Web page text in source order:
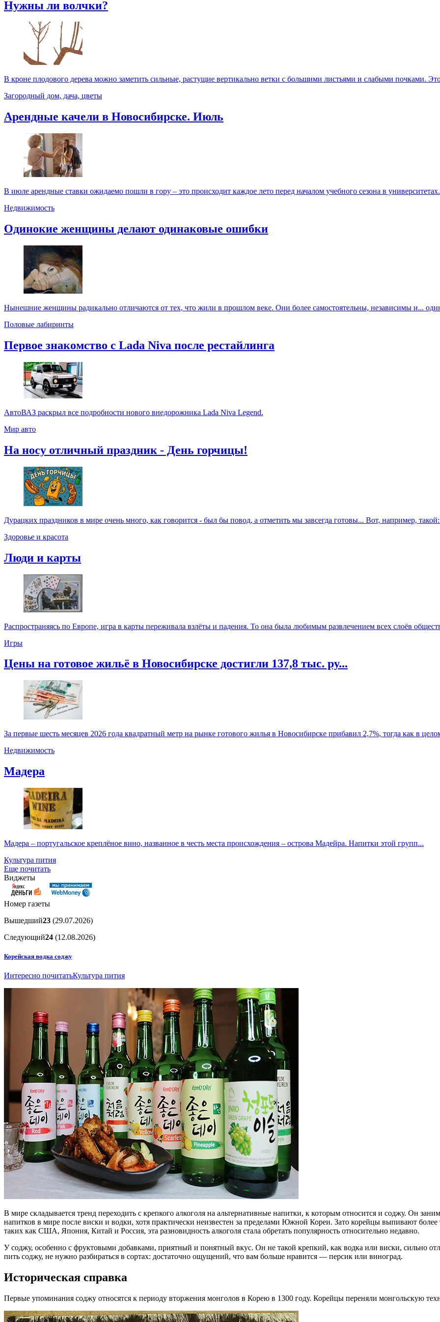
Нужны ли волчки?
В кроне плодового дерева можно заметить сильные, растущие вертикально ветки с большими листьями и слабыми почками.
Загородный дом, дача, цветы
Арендные качели в Новосибирске. Июль
В июле арендные ставки ожидаемо пошли в гору – это происходит каждое лето перед началом учебного сезона в
Недвижимость
Одинокие женщины делают одинаковые ошибки
Нынешние женщины радикально отличаются от тех, что жили в прошлом веке. Они более самостоятельны, независимы и...
Половые лабиринты
Первое знакомство с Lada Niva после рестайлинга
АвтоВАЗ раскрыл все подробности нового внедорожника Lada Niva Legend.
Мир авто
На носу отличный праздник - День горчицы!
Дурацких праздников в мире очень много, как говорится - был бы повод, а отметить мы завсегда готовы... Вот, например,
Здоровье и красота
Люди и карты
Распространяясь по Европе, игра в карты переживала взлёты и падения. То она была любимым развлечением всех слоёв
Игры
Цены на готовое жильё в Новосибирске достигли 137,8 тыс. ру...
За первые шесть месяцев 2026 года квадратный метр на рынке готового жилья в Новосибирске прибавил 2,7%, тогда как в
Недвижимость
Мадера
Мадера – португальское креплёное вино, названное в честь места происхождения – острова Мадейра. Напитки этой групп...
Культура пития
Еще почитать
Виджеты
Номер газеты
Вышедший23 (29.07.2026)
Следующий24 (12.08.2026)
Корейская водка соджу
Интересно почитатьКультура пития
В мире складывается тренд переходить с крепкого алкоголя на альтернативные напитки, к которым относится и соджу. Он
напитков в мире после виски и водки, хотя практически неизвестен за пределами Южной Кореи. Зато корейцы выпивают
таких как США, Япония, Китай и Россия, эта разновидность алкоголя стала обретать популярность относительно недавно.
У соджу, особенно с фруктовыми добавками, приятный и понятный вкус. Он не такой крепкий, как водка или виски, сильно
пить соджу, не нужно разбираться в сортах: достаточно ощущений, что вам больше нравится — персик или виноград.
Историческая справка
Первые упоминания соджу относятся к периоду вторжения монголов в Корею в 1300 году. Корейцы переняли монгольскую